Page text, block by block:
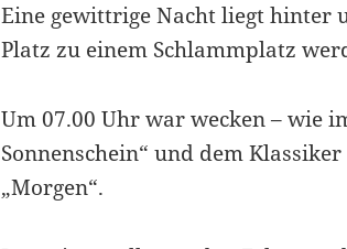
Eine gewittrige Nacht liegt hinter
Platz zu einem Schlammplatz
Um 07.00 Uhr war wecken – wie
Sonnenschein“ und dem
„Morgen“.